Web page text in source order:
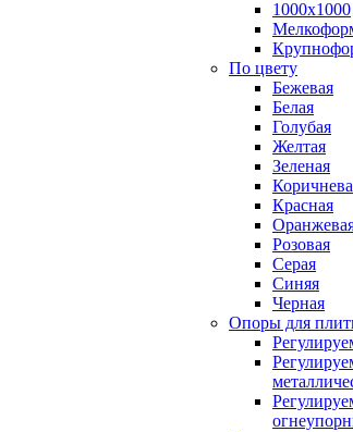
1000х1000
По цвету
Бежевая
Белая
Голубая
Желтая
Зеленая
Красная
Розовая
Серая
Синяя
Черная
Опоры для